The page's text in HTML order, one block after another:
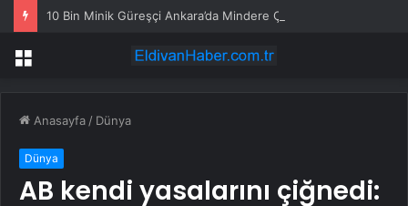
10 Bin Minik Güreşçi Ankara’da Mindere Çıktı
Menü
Anasayfa / Dünya
Dünya
AB kendi yasalarını çiğnedi: